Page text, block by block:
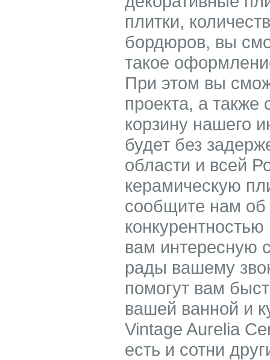
плитки,
бордюров, вы
такое
При этом вы
проекта, а также
корзину нашего
будет без
области и всей
керамическую
сообщите нам
вам интересную
рады вашему
помогут вам
вашей ванной и
Vintage Aurelia
есть и сотни